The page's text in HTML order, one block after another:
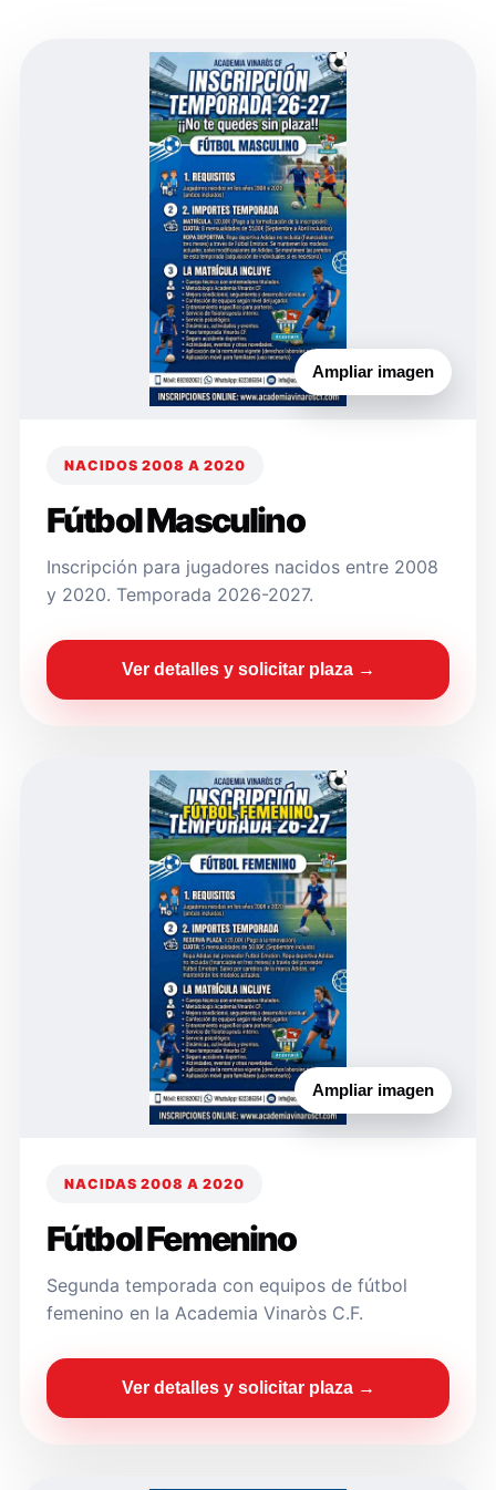
Ampliar imagen
NACIDOS 2008 A 2020
Fútbol Masculino
Inscripción para jugadores nacidos entre 2008
y 2020. Temporada 2026-2027.
Ver detalles y solicitar plaza →
Ampliar imagen
NACIDAS 2008 A 2020
Fútbol Femenino
Segunda temporada con equipos de fútbol
femenino en la Academia Vinaròs C.F.
Ver detalles y solicitar plaza →